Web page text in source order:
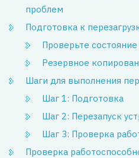
проблем
Подготовка к
Проверьте состояние
Резервное
Шаги для выполнения
Шаг 1: Подготовка
Шаг 2: Перезапуск
Шаг 3: Проверка
Проверка